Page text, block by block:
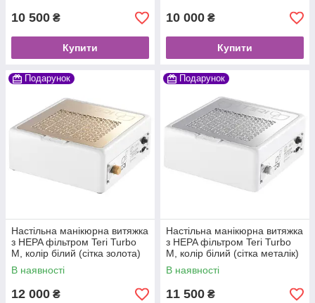
10 500 ₴
Купити
10 000 ₴
Купити
Подарунок
Настільна манікюрна витяжка
з HEPA фільтром Teri Turbo
M, колір білий (сітка золота)
В наявності
12 000 ₴
Подарунок
Настільна манікюрна витяжка
з HEPA фільтром Teri Turbo
M, колір білий (сітка металік)
В наявності
11 500 ₴